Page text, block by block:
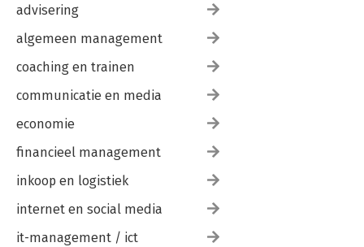
advisering
algemeen management
coaching en trainen
communicatie en media
economie
financieel management
inkoop en logistiek
internet en social media
it-management / ict